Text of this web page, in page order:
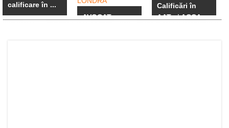
calificare în ...
AVOCAT
Calificări în
AAT și ACCA